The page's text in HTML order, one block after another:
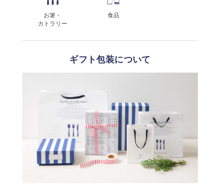
お箸・
カトラリー
食品
ギフト包装について